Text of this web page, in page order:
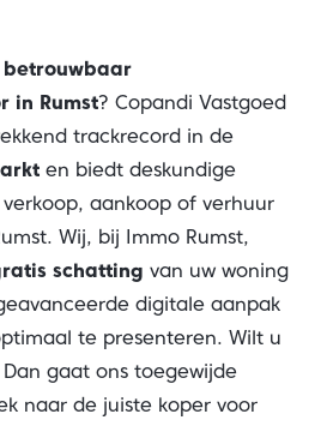
betrouwbaar
in Rumst? Copandi Vastgoed
trackrecord in de
en biedt deskundige
aankoop of verhuur
Wij, bij Immo Rumst,
schatting van uw woning
digitale aanpak
te presenteren. Wilt u
gaat ons toegewijde
naar de juiste koper voor